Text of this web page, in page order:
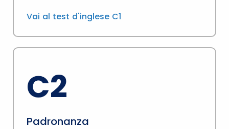
Vai al test d'inglese C1
C2
Padronanza